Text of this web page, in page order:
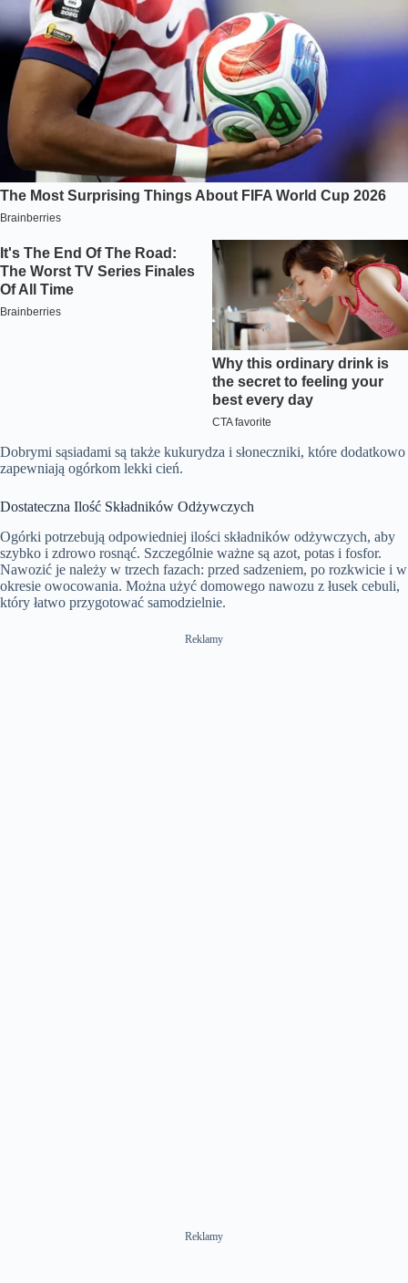
Dobrymi sąsiadami są także kukurydza i słoneczniki, które dodatkowo
zapewniają ogórkom lekki cień.
Dostateczna Ilość Składników Odżywczych
Ogórki potrzebują odpowiedniej ilości składników odżywczych, aby
szybko i zdrowo rosnąć. Szczególnie ważne są azot, potas i fosfor.
Nawozić je należy w trzech fazach: przed sadzeniem, po rozkwicie i w
okresie owocowania. Można użyć domowego nawozu z łusek cebuli,
który łatwo przygotować samodzielnie.
Reklamy
Reklamy